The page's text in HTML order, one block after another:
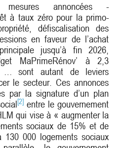
mesures annoncées -
à taux zéro pour la primo-
défiscalisation des
en faveur de l’achat
jusqu’à fin 2026,
MaPrimeRénov’ à 2,3
… sont autant de leviers
le secteur. Ces annonces
par la signature d’un plan
[2] entre le gouvernement
qui vise à « augmenter la
sociaux de 15% et de
130 000 logements sociaux